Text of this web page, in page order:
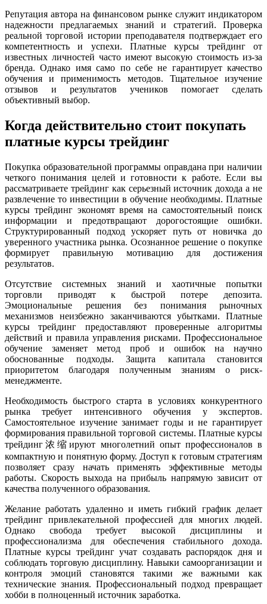
Репутация автора на финансовом рынке служит индикатором
надежности предлагаемых знаний и стратегий. Проверка
реальной торговой истории преподавателя подтверждает его
компетентность и успехи. Платные курсы трейдинг от
известных личностей часто имеют высокую стоимость из-за
бренда. Однако имя само по себе не гарантирует качество
обучения и применимость методов. Тщательное изучение
отзывов и результатов учеников помогает сделать
объективный выбор.
Когда действительно стоит покупать
платные курсы трейдинг
Покупка образовательной программы оправдана при наличии
четкого понимания целей и готовности к работе. Если вы
рассматриваете трейдинг как серьезный источник дохода а не
развлечение то инвестиции в обучение необходимы. Платные
курсы трейдинг экономят время на самостоятельный поиск
информации и предотвращают дорогостоящие ошибки.
Структурированный подход ускоряет путь от новичка до
уверенного участника рынка. Осознанное решение о покупке
формирует правильную мотивацию для достижения
результатов.
Отсутствие системных знаний и хаотичные попытки
торговли приводят к быстрой потере депозита.
Эмоциональные решения без понимания рыночных
механизмов неизбежно заканчиваются убытками. Платные
курсы трейдинг предоставляют проверенные алгоритмы
действий и правила управления рисками. Профессиональное
обучение заменяет метод проб и ошибок на научно
обоснованные подходы. Защита капитала становится
приоритетом благодаря полученным знаниям о риск-
менеджменте.
Необходимость быстрого старта в условиях конкурентного
рынка требует интенсивного обучения у экспертов.
Самостоятельное изучение занимает годы и не гарантирует
формирования правильной торговой системы. Платные курсы
трейдинг浓缩ируют многолетний опыт профессионалов в
компактную и понятную форму. Доступ к готовым стратегиям
позволяет сразу начать применять эффективные методы
работы. Скорость выхода на прибыль напрямую зависит от
качества полученного образования.
Желание работать удаленно и иметь гибкий график делает
трейдинг привлекательной профессией для многих людей.
Однако свобода требует высокой дисциплины и
профессионализма для обеспечения стабильного дохода.
Платные курсы трейдинг учат создавать распорядок дня и
соблюдать торговую дисциплину. Навыки самоорганизации и
контроля эмоций становятся такими же важными как
технические знания. Профессиональный подход превращает
хобби в полноценный источник заработка.